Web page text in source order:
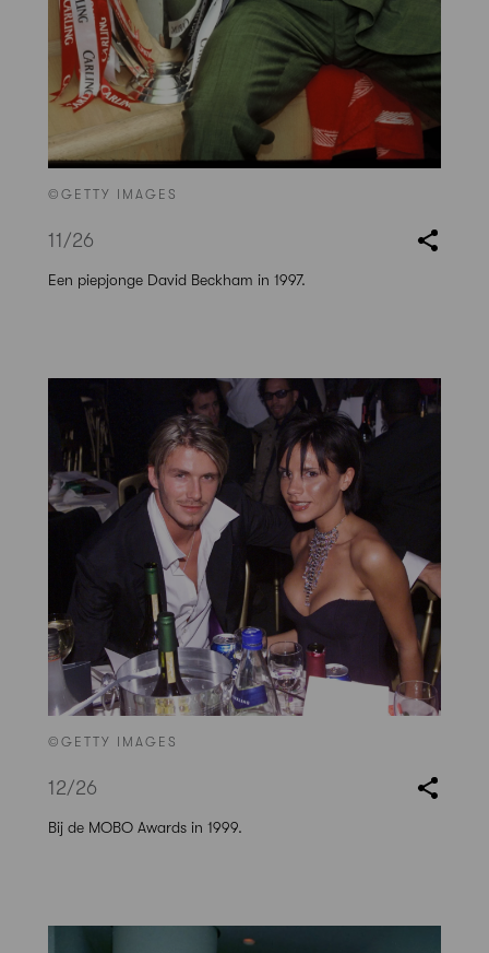
©GETTY IMAGES
11 /26
Een piepjonge David Beckham in 1997.
©GETTY IMAGES
12/26
Bij de MOBO Awards in 1999.